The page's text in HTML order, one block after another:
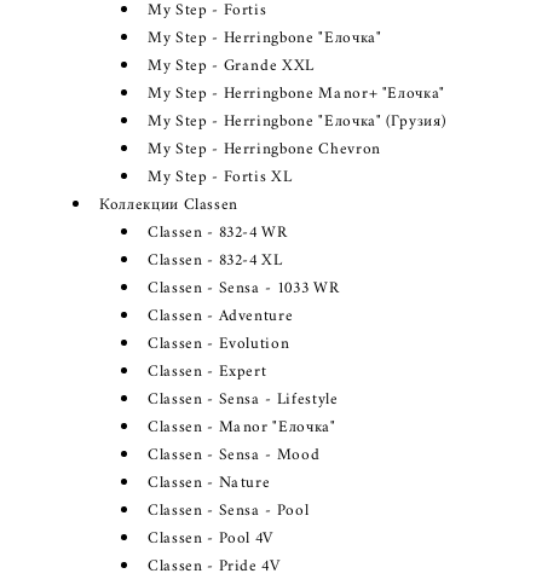
My Step - Fortis
My Step - Herringbone "Елочка"
My Step - Grande XXL
My Step - Herringbone Manor+ "Елочка"
My Step - Herringbone "Елочка" (Грузия)
My Step - Herringbone Chevron
My Step - Fortis XL
Коллекции Classen
Classen - 832-4 WR
Classen - 832-4 XL
Classen - Sensa - 1033 WR
Classen - Adventure
Classen - Evolution
Classen - Expert
Classen - Sensa - Lifestyle
Classen - Manor "Елочка"
Classen - Sensa - Mood
Classen - Nature
Classen - Sensa - Pool
Classen - Pool 4V
Classen - Pride 4V